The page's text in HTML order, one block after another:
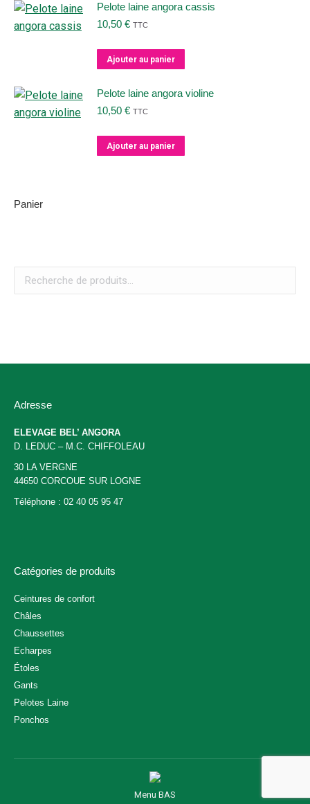
Pelote laine angora cassis
10,50 € TTC
Ajouter au panier
Pelote laine angora violine
10,50 € TTC
Ajouter au panier
Panier
Adresse
ELEVAGE BEL’ ANGORA
D. LEDUC – M.C. CHIFFOLEAU
30 LA VERGNE
44650 CORCOUE SUR LOGNE
Téléphone : 02 40 05 95 47
Catégories de produits
Ceintures de confort
Châles
Chaussettes
Echarpes
Étoles
Gants
Pelotes Laine
Ponchos
Menu BAS